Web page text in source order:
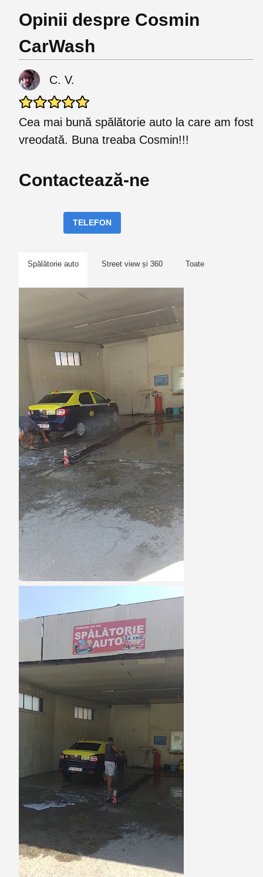
Opinii despre Cosmin
CarWash
C. V.
Cea mai bună spălătorie auto la care am fost
vreodată. Buna treaba Cosmin!!!
Contactează-ne
TELEFON
Spălătorie auto Street view și 360 Toate